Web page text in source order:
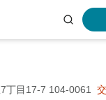
丁目17-7 104-0061